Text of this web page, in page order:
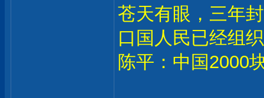
苍天有眼，三年
口国人民已经组
陈平：中国2000